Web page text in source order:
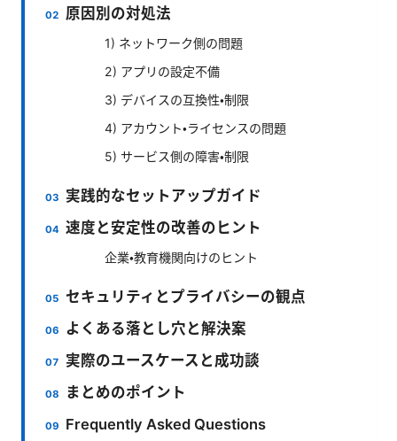
原因別の対処法
1) ネットワーク側の問題
2) アプリの設定不備
3) デバイスの互換性・制限
4) アカウント・ライセンスの問題
5) サービス側の障害・制限
実践的なセットアップガイド
速度と安定性の改善のヒント
企業・教育機関向けのヒント
セキュリティとプライバシーの観点
よくある落とし穴と解決案
実際のユースケースと成功談
まとめのポイント
Frequently Asked Questions